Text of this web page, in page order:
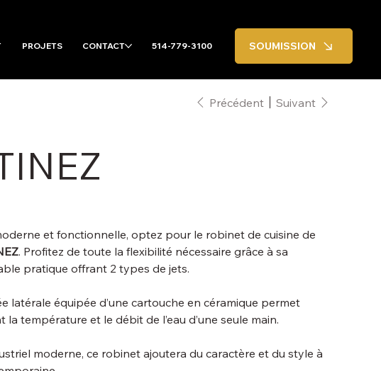
PROJETS CONTACT 514-779-3100 SOUMISSION
Précédent Suivant
et fonctionnelle, optez pour le robinet de cuisine de
. Profitez de toute la flexibilité nécessaire grâce à sa
pratique offrant 2 types de jets.
latérale équipée d’une cartouche en céramique permet
la température et le débit de l’eau d’une seule main.
moderne, ce robinet ajoutera du caractère et du style à